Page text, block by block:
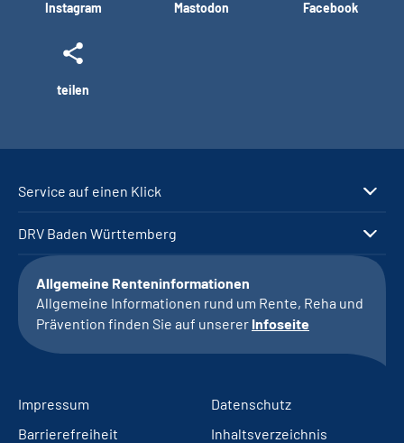
Instagram Mastodon Facebook
teilen
Service auf einen Klick
DRV Baden Württemberg
Allgemeine Renteninformationen
Allgemeine Informationen rund um Rente, Reha und
Prävention finden Sie auf unserer Infoseite
Impressum
Datenschutz
Barrierefreiheit
Inhaltsverzeichnis